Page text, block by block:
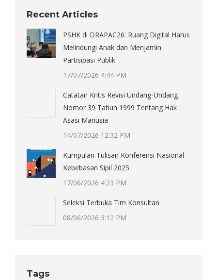
Recent Articles
PSHK di DRAPAC26: Ruang Digital Harus
Melindungi Anak dan Menjamin
Partisipasi Publik
17/07/2026 4:44 PM
Catatan Kritis Revisi Undang-Undang
Nomor 39 Tahun 1999 Tentang Hak
Asasi Manusia
14/07/2026 12:32 PM
Kumpulan Tulisan Konferensi Nasional
Kebebasan Sipil 2025
17/06/2026 4:23 PM
Seleksi Terbuka Tim Konsultan
08/06/2026 3:12 PM
Tags